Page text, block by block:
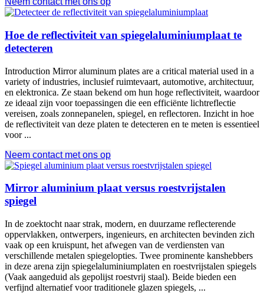
Hoe de reflectiviteit van spiegelaluminiumplaat te
detecteren
Introduction Mirror aluminum plates are a critical material used in a
variety of industries, inclusief ruimtevaart, automotive, architectuur,
en elektronica. Ze staan ​​bekend om hun hoge reflectiviteit, waardoor
ze ideaal zijn voor toepassingen die een efficiënte lichtreflectie
vereisen, zoals zonnepanelen, spiegel, en reflectoren. Inzicht in hoe
de reflectiviteit van deze platen te detecteren en te meten is essentieel
voor ...
Neem contact met ons op
Mirror aluminium plaat versus roestvrijstalen
spiegel
In de zoektocht naar strak, modern, en duurzame reflecterende
oppervlakken, ontwerpers, ingenieurs, en architecten bevinden zich
vaak op een kruispunt, het afwegen van de verdiensten van
verschillende metalen spiegelopties. Twee prominente kanshebbers
in deze arena zijn spiegelaluminiumplaten en roestvrijstalen spiegels
(Vaak aangeduid als gepolijst roestvrij staal). Beide bieden een
verfijnd alternatief voor traditionele glazen spiegels, ...